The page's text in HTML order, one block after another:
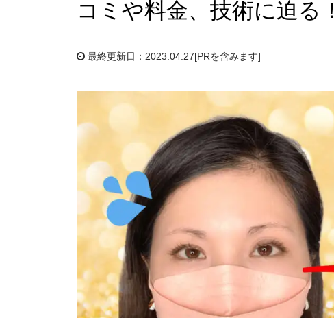
コミや料金、技術に迫る！
最終更新日：2023.04.27[PRを含みます]